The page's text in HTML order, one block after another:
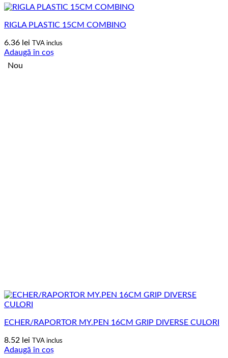
RIGLA PLASTIC 15CM COMBINO
6.36 lei TVA inclus
Adaugă în coș
Nou
ECHER/RAPORTOR MY.PEN 16CM GRIP DIVERSE CULORI
8.52 lei TVA inclus
Adaugă în coș